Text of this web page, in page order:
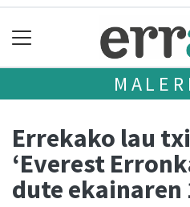
Errekako lau
‘Everest
dute ekainaren